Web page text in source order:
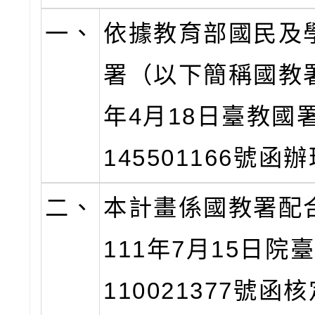
一、
依據教育部國民及
署（以下簡稱國教
年4月18日臺教國
145501166號函辦
二、
本計畫係國教署配
111年7月15日院
110021377號函核